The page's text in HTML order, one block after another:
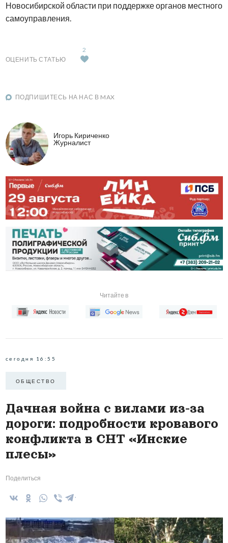
Новосибирской области при поддержке органов местного
самоуправления.
ОЦЕНИТЬ СТАТЬЮ
2
ПОДПИШИТЕСЬ НА НАС В MAX
Игорь Кириченко
Журналист
Читайте в
сегодня 16:55
ОБЩЕСТВО
Дачная война с вилами из-за
дороги: подробности кровавого
конфликта в СНТ «Инские
плесы»
Поделиться